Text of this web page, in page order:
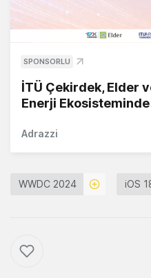
SPONSORLU
İTÜ Çekirdek, Elder
Enerji
Adrazzi
WWDC 2024 iOS